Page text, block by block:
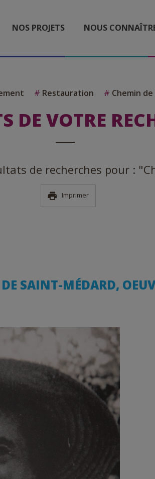
NOS PROJETS NOUS
# Restauration # Chemin
DE VOTRE
de recherches pour :
Imprimer
SAINT-MÉDARD,